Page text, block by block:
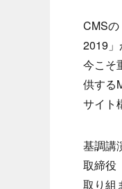
CMS
2019
今こそ
供する
サイト
基調講
取締役
取り組